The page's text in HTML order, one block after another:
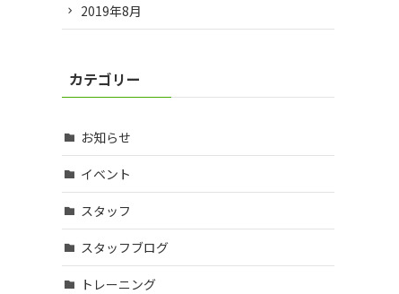
2019年8月
カテゴリー
お知らせ
イベント
スタッフ
スタッフブログ
トレーニング